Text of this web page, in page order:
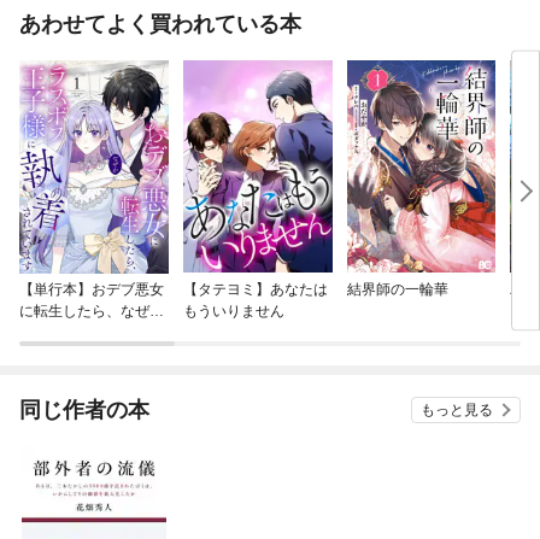
あわせてよく買われている本
【単行本】おデブ悪女
に転生したら、なぜか
【タテヨミ】あなたは
もういりません
結界師の一輪華
バ
今
同じ作者の本 もっと見る